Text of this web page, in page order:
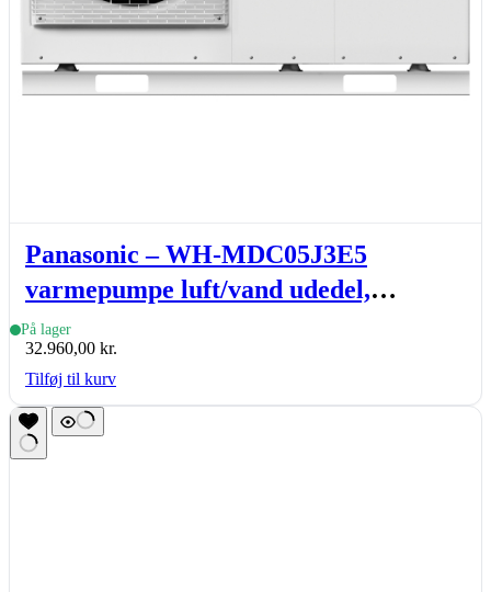
Panasonic – WH-MDC05J3E5
varmepumpe luft/vand udedel,
Aquarea monoblock, J-gen., 5 kW
På lager
32.960,00 kr.
Tilføj til kurv